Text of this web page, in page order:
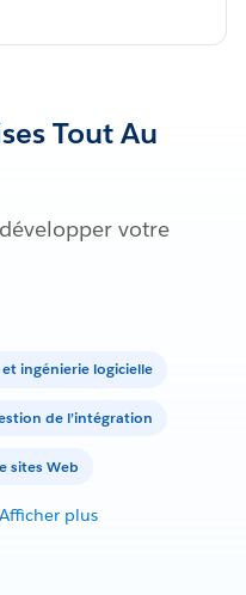
Tout Au
votre
ingénierie logicielle
de l’intégration
sites Web
Afficher plus